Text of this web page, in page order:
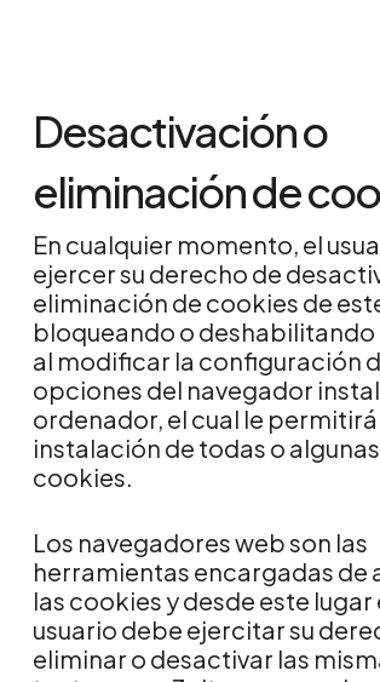
Desactivación o
eliminación de
En cualquier momento, el
ejercer su derecho de
eliminación de cookies de
bloqueando o deshabilitando
al modificar la configuración
opciones del navegador
ordenador, el cual le
instalación de todas o
cookies.
Los navegadores web son las
herramientas encargadas de
las cookies y desde este lugar
usuario debe ejercitar su
eliminar o desactivar las